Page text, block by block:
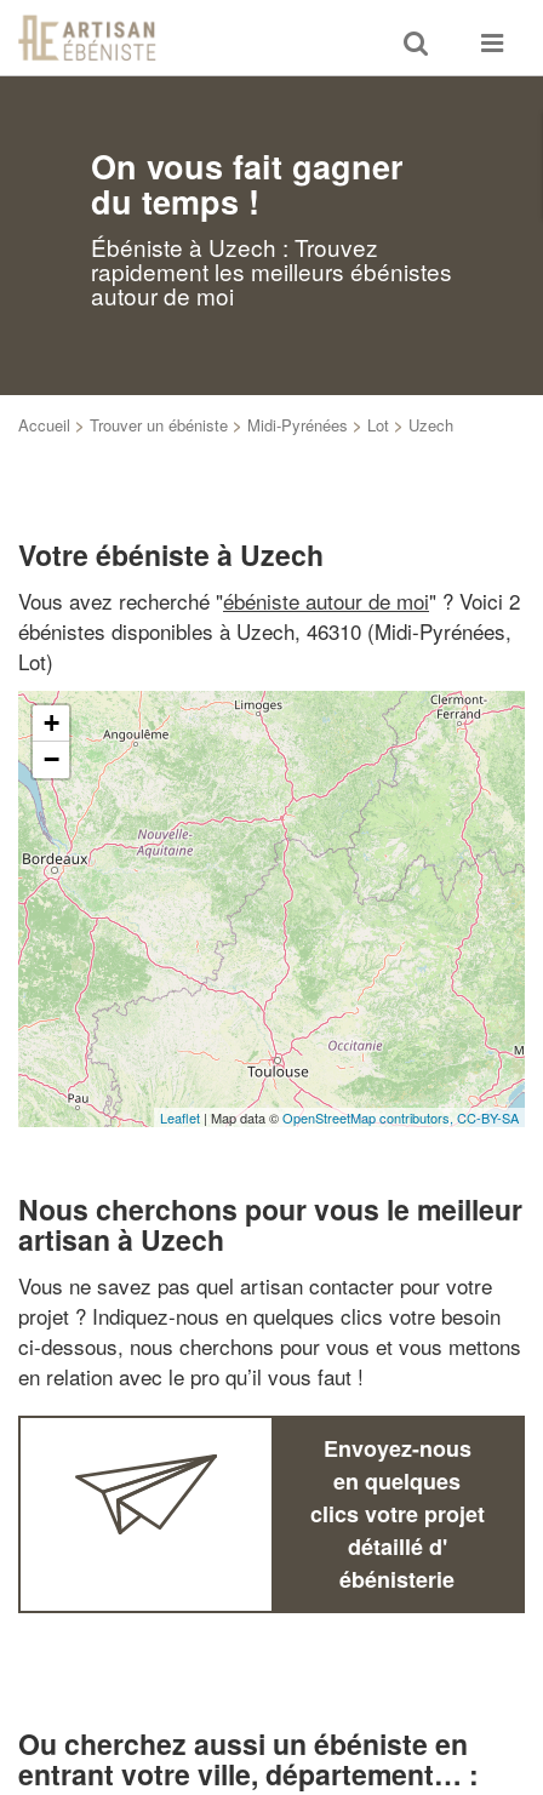
Toggle
search
Toggle
On vous fait gagner
du temps !
Ébéniste à Uzech : Trouvez
rapidement les meilleurs ébénistes
autour de moi
Accueil > Trouver un ébéniste > Midi-Pyrénées > Lot > Uzech
Votre ébéniste à Uzech
Vous avez recherché "ébéniste autour de moi" ? Voici 2
ébénistes disponibles à Uzech, 46310 (Midi-Pyrénées,
Lot)
+
−
Leaflet | Map data ©OpenStreetMap contributors, CC-BY-SA
Nous cherchons pour vous le meilleur
artisan à Uzech
Vous ne savez pas quel artisan contacter pour votre
projet ? Indiquez-nous en quelques clics votre besoin
ci-dessous, nous cherchons pour vous et vous mettons
en relation avec le pro qu’il vous faut !
Envoyez-nous
en quelques
clics votre projet
détaillé d'
ébénisterie
Ou cherchez aussi un ébéniste en
entrant votre ville, département… :